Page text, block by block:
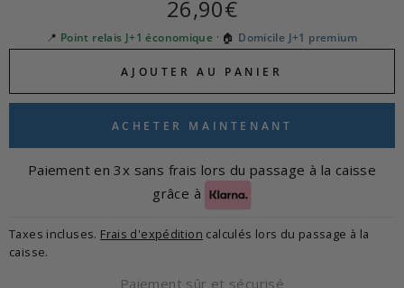
régulier
26,90€
📍 Point relais J+1 économique · 🏠 Domicile J+1 premium
AJOUTER AU PANIER
ACHETER MAINTENANT
Paiement en 3x sans frais lors du passage à la caisse
grâce à
Taxes incluses. Frais d'expédition calculés lors du passage à la
caisse.
Paiement sûr et sécurisé